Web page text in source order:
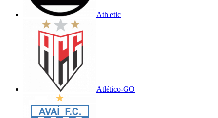
Athletic
Atlético-GO